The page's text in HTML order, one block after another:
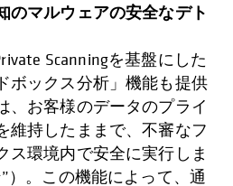
のマルウェアの安全なデト
Scanningを基盤にした
ボックス分析」機能も提供
、お客様のデータのプライ
維持したままで、不審なフ
ス環境内で安全に実行しま
）。この機能によって、通